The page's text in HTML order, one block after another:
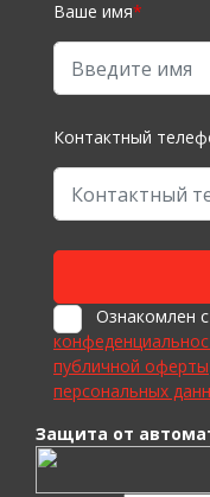
Ваше имя*
Контактный
Ознакомлен с
публичной оферты
персональных
Защита от